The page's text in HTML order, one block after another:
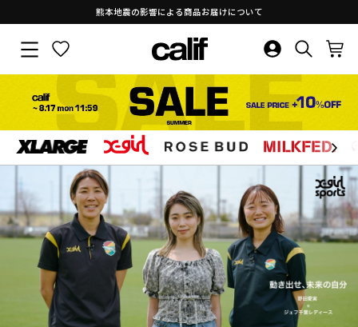
コ
ン
ッ
プ
す
る
ラ
イ
シ
ョ
ー
を
止
め
る
新規メンバー登録＆初回購入で￥500クーポンプレゼント
サイトナビゲーション
お気に入り ログイン・新
検索結果